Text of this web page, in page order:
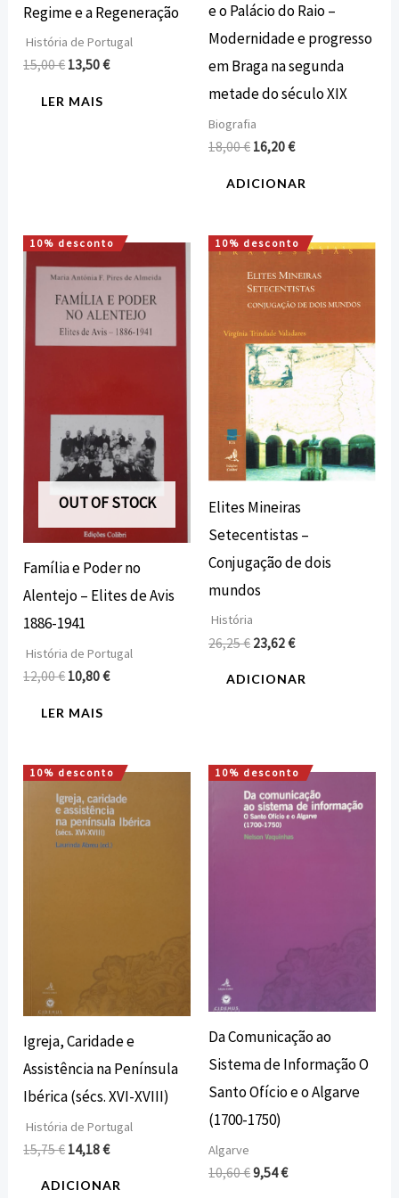
Regime e a Regeneração
História de Portugal
15,00€ 13,50€
LER MAIS
e o Palácio do Raio –
Modernidade e progresso
em Braga na segunda
metade do século XIX
Biografia
18,00€ 16,20€
ADICIONAR
10% desconto
OUT OF STOCK
Família e Poder no
Alentejo – Elites de Avis
1886-1941
História de Portugal
12,00€
O
preço
original
era:
12,00 €.
10,80€
O
preço
atual
é:
10,80 €.
LER MAIS
10% desconto
Elites Mineiras
Setecentistas –
Conjugação de dois
mundos
História
26,25€
O
preço
original
era:
23,62€
O
atual
é:
ADICIONAR
10% desconto
Igreja, Caridade e
Assistência na Península
Ibérica (sécs. XVI-XVIII)
História de Portugal
15,75€
O
preço
original
era:
15,75 €.
14,18€
O
preço
atual
é:
14,18 €.
ADICIONAR
10% desconto
Da Comunicação ao
Sistema de Informação O
Santo Ofício e o Algarve
(1700-1750)
Algarve
10,60€
O
preço
original
era:
9,54€
O
preço
atual